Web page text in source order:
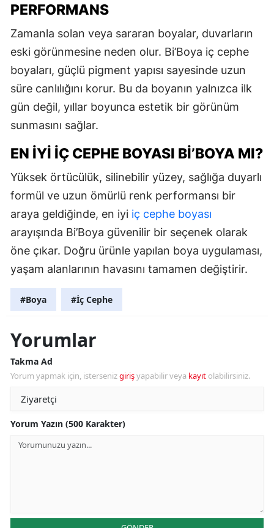
PERFORMANS
Zamanla solan veya sararan boyalar, duvarların
eski görünmesine neden olur. Bi’Boya iç cephe
boyaları, güçlü pigment yapısı sayesinde uzun
süre canlılığını korur. Bu da boyanın yalnızca ilk
gün değil, yıllar boyunca estetik bir görünüm
sunmasını sağlar.
EN İYI İÇ CEPHE BOYASI BI’BOYA MI?
Yüksek örtücülük, silinebilir yüzey, sağlığa duyarlı
formül ve uzun ömürlü renk performansı bir
araya geldiğinde, en iyi iç cephe boyası
arayışında Bi’Boya güvenilir bir seçenek olarak
öne çıkar. Doğru ürünle yapılan boya uygulaması,
yaşam alanlarının havasını tamamen değiştirir.
#Boya #İç Cephe
Yorumlar
Takma Ad
Yorum yapmak için, istersenizgirişyapabilir veya kayıt olabilirsiniz.
Yorum Yazın (500 Karakter)